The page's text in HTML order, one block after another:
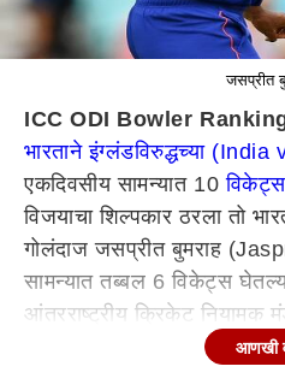
जसप्रीत
ICC ODI Bowler
भारताने इंग्लंडविरुद्धच्या
एकदिवसीय सामन्यात 10
विजयाचा शिल्पकार ठरला तो
गोलंदाज जसप्रीत बुमराह
सामन्यात तब्बल 6 विकेट्स
आंतरराष्ट्रीय क्रिकेट नियामक
केलेल्या एकदिवसीय
आणखी